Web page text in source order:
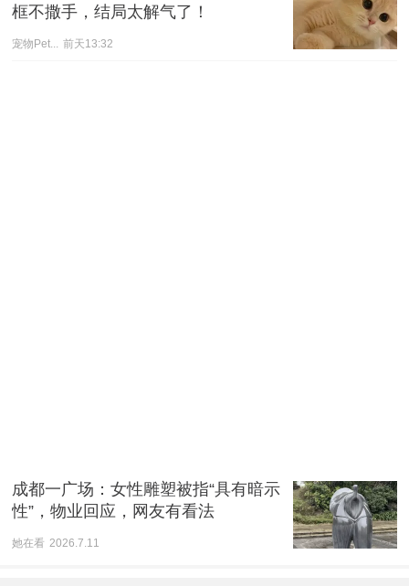
框不撒手，结局太解气了！
宠物Pet... 前天13:32
成都一广场：女性雕塑被指“具有暗示
性”，物业回应，网友有看法
她在看 2026.7.11